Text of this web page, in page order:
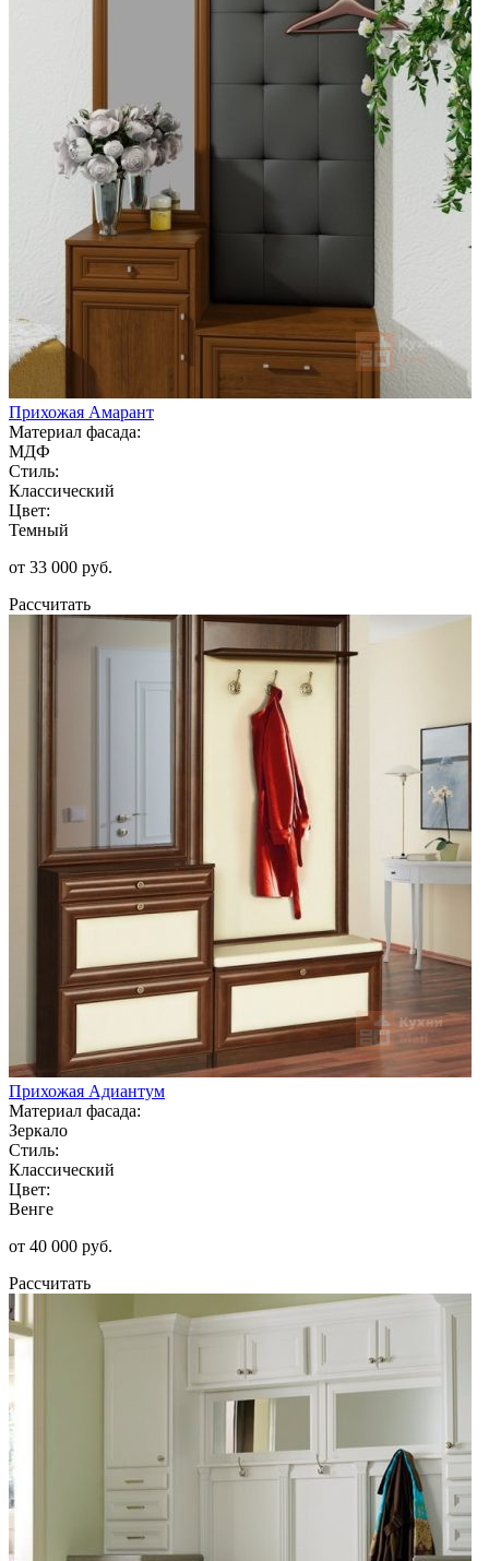
Прихожая Амарант
Материал фасада:
МДФ
Стиль:
Классический
Цвет:
Темный
от 33 000 руб.
Рассчитать
Прихожая Адиантум
Материал фасада:
Зеркало
Стиль:
Классический
Цвет:
Венге
от 40 000 руб.
Рассчитать